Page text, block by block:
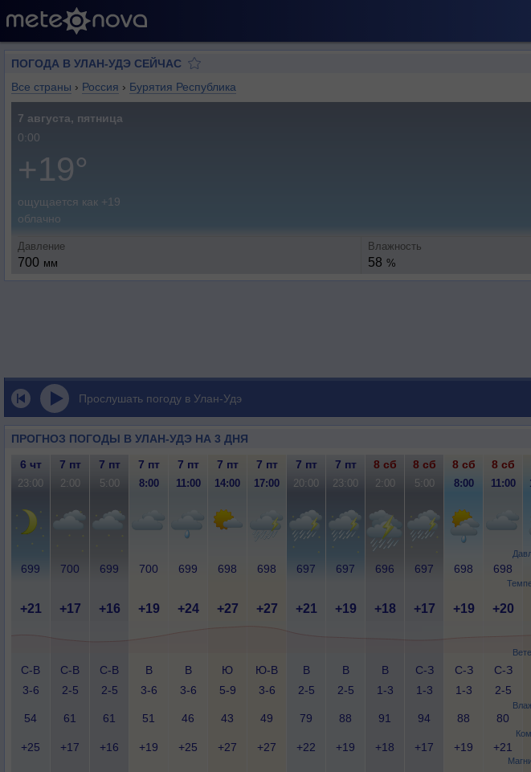
ПОГОДА В УЛАН-УДЭ СЕЙЧАС
Все страны › Россия › Бурятия Республика
7 августа, пятница
0:00
+19°
ощущается как +19
облачно
Давление
700 мм
Влажность
58 %
Прослушать погоду в Улан-Удэ
ПРОГНОЗ ПОГОДЫ В УЛАН-УДЭ НА 3 ДНЯ
6 чт 7 пт 7 пт 7 пт 7 пт 7 пт 7 пт 7 пт 7 пт 8 сб 8 сб 8 сб 8 сб
23:00 2:00 5:00 8:00 11:00 14:00 17:00 20:00 23:00 2:00 5:00 8:00 11:00
699 700 699 700 699 698 698 697 697 696 697 698 698
+21 +17 +16 +19 +24 +27 +27 +21 +19 +18 +17 +19 +20
С-В
3-6
С-В
2-5
С-В
2-5
В
3-6
В
3-6
Ю
5-9
Ю-В
3-6
В
2-5
В
2-5
В
1-3
С-З
1-3
С-З
1-3
С-З
2-5
54 61 61 51 46 43 49 79 88 91 94 88 80
+25 +17 +16 +19 +25 +27 +27 +22 +19 +18 +17 +19 +21